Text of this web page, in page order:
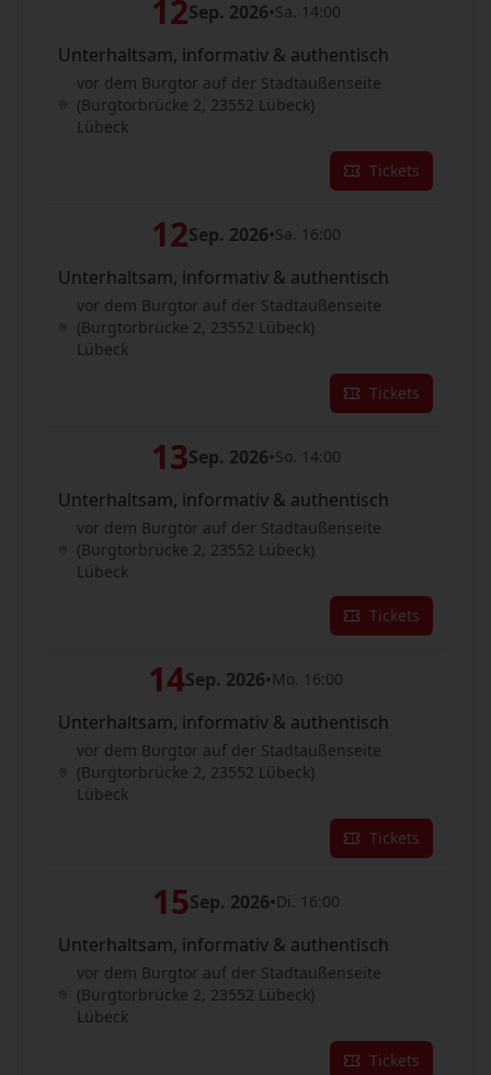
12Sep. 2026•Sa. 14:00
Unterhaltsam, informativ & authentisch
vor dem Burgtor auf der Stadtaußenseite
(Burgtorbrücke 2, 23552 Lübeck)
Lübeck
Tickets
12Sep. 2026•Sa. 16:00
Unterhaltsam, informativ & authentisch
vor dem Burgtor auf der Stadtaußenseite
(Burgtorbrücke 2, 23552 Lübeck)
Lübeck
Tickets
13Sep. 2026•So. 14:00
Unterhaltsam, informativ & authentisch
vor dem Burgtor auf der Stadtaußenseite
(Burgtorbrücke 2, 23552 Lübeck)
Lübeck
Tickets
14Sep. 2026•Mo. 16:00
Unterhaltsam, informativ & authentisch
vor dem Burgtor auf der Stadtaußenseite
(Burgtorbrücke 2, 23552 Lübeck)
Lübeck
Tickets
15Sep. 2026•Di. 16:00
Unterhaltsam, informativ & authentisch
vor dem Burgtor auf der Stadtaußenseite
(Burgtorbrücke 2, 23552 Lübeck)
Lübeck
Tickets